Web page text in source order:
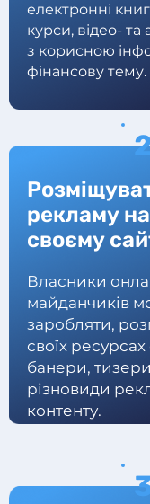
електронні
курси, відео- та
з корисною
фінансову тему.
рекламу на
своєму
Власники
майданчиків
заробляти,
своїх ресурсах
банери, тизери
різновиди
контенту.